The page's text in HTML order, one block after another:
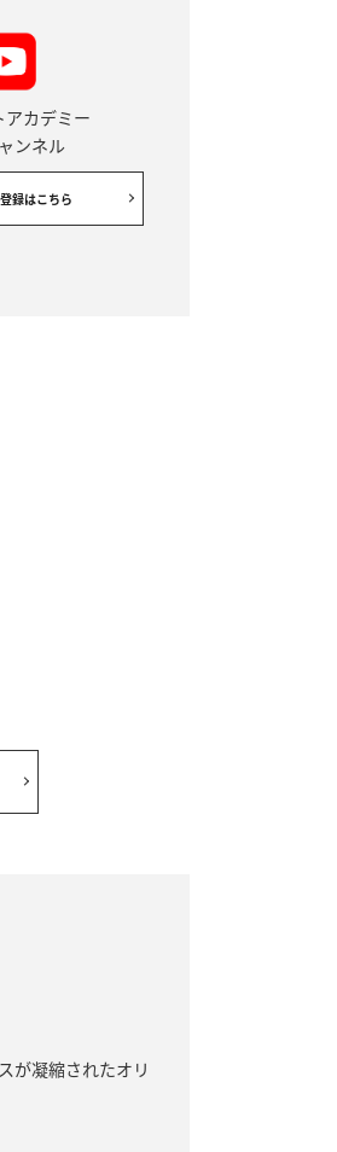
アカデミー
ンネル
録はこちら
が凝縮されたオリ